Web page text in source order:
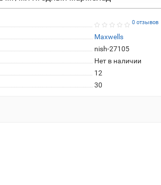
0 отзывов
Maxwells
nish-27105
Нет в наличии
12
30